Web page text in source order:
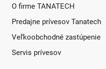
O firme TANATECH
Predajne prívesov Tanatech
Veľkoobchodné zastúpenie
Servis prívesov